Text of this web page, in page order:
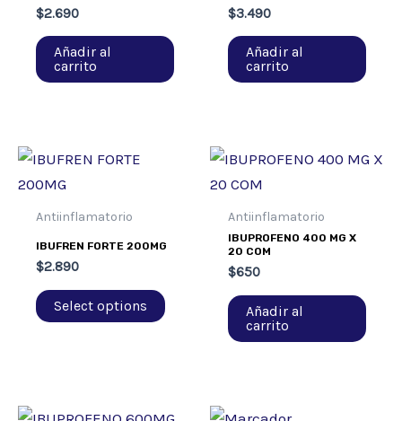
$2.690
Añadir al
carrito
$3.490
Añadir al
carrito
Antiinflamatorio
IBUFREN FORTE 200MG
$2.890
Select options
Antiinflamatorio
IBUPROFENO 400 MG X
20 COM
$650
Añadir al
carrito